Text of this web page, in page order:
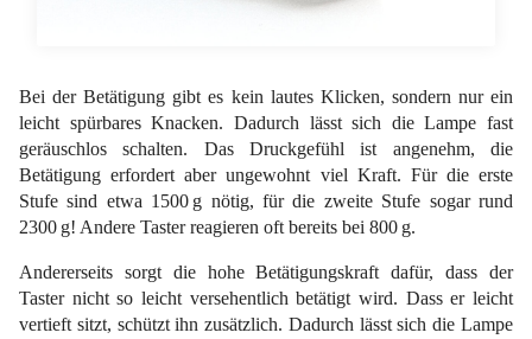
Bei der Betätigung gibt es kein lautes Klicken, sondern nur ein
leicht spürbares Knacken. Dadurch lässt sich die Lampe fast
geräuschlos schalten. Das Druckgefühl ist angenehm, die
Betätigung erfordert aber ungewohnt viel Kraft. Für die erste
Stufe sind etwa 1500 g nötig, für die zweite Stufe sogar rund
2300 g! Andere Taster reagieren oft bereits bei 800 g.
Andererseits sorgt die hohe Betätigungskraft dafür, dass der
Taster nicht so leicht versehentlich betätigt wird. Dass er leicht
vertieft sitzt, schützt ihn zusätzlich. Dadurch lässt sich die Lampe